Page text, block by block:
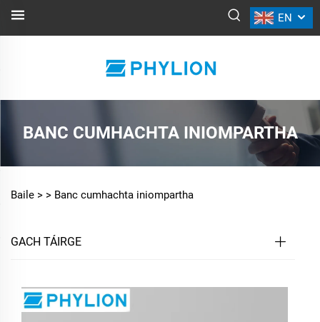
EN
BANC CUMHACHTA INIOMPARTHA
Baile > > Banc cumhachta iniompartha
GACH TÁIRGE